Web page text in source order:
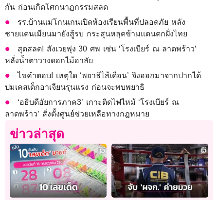
กัน ก่อนเกิดโศกนาฏกรรมสลด
รร.บ้านแม่โกนเกนเปิดห้องเรียนพื้นที่ปลอดภัย หลัง
ชายแดนเมียนมายังสู้รบ กระสุนหลุดข้ามแดนตกฝั่งไทย
สุดสลด! สังเวยพุ่ง 30 ศพ เซ่น ‘โรงเบียร์ ณ ลาดพร้าว’
หลั่งน้ำตาวางดอกไม้อาลัย
ไขคำตอบ! เหตุใด ‘พยาธิไส้เดือน’ จึงออกมาจากปากได้
ปมเคสเด็กอาเจียนรุนแรง ก่อนจะพบพยาธิ
‘อธิบดีอัยการภาค3’ เกาะติดไฟไหม้ ‘โรงเบียร์ ณ
ลาดพร้าว’ สั่งตั้งศูนย์ช่วยเหลือทางกฎหมาย
ข่าวล่าสุด